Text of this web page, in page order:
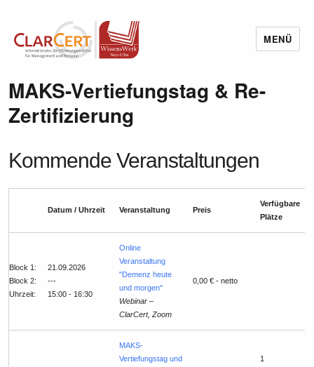
Wissenswerk Neu-Ulm
MENÜ
MAKS-Vertiefungstag & Re-
Zertifizierung
Kommende Veranstaltungen
Datum / Uhrzeit Veranstaltung Preis
Verfügbare
Plätze
Block 1:
Block 2:
Uhrzeit:
21.09.2026
---
15:00 - 16:30
Online
Veranstaltung
"Demenz heute
und morgen"
Webinar –
ClarCert, Zoom
0,00 € - netto
MAKS-
Vertiefungstag und
1